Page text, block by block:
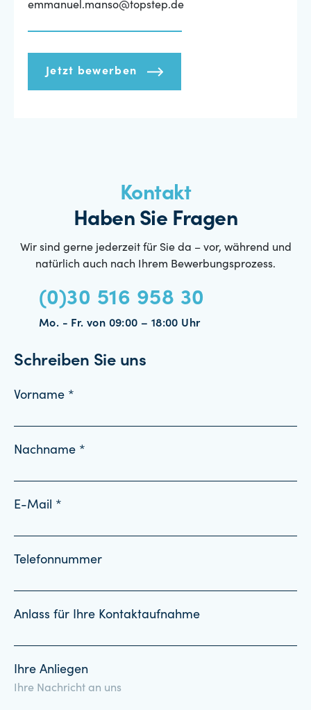
emmanuel.manso@topstep.de
Jetzt bewerben
Kontakt
Haben Sie Fragen
Wir sind gerne jederzeit für Sie da – vor, während und
natürlich auch nach Ihrem Bewerbungsprozess.
(0)30 516 958 30
Mo. - Fr. von 09:00 – 18:00 Uhr
Schreiben Sie uns
Vorname *
Nachname *
E-Mail *
Telefonnummer
Anlass für Ihre Kontaktaufnahme
Ihre Anliegen